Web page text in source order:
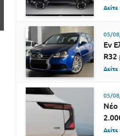
05/
Εν
R32
05/
Νέο